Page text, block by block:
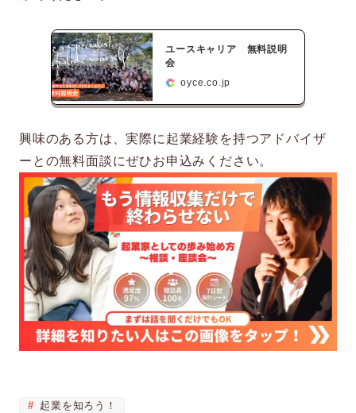
ユースキャリア 無料説明
会
oyce.co.jp
興味のある方は、実際に起業経験を持つアドバイザ
ーとの無料面談にぜひお申込みください。
起業を知ろう！